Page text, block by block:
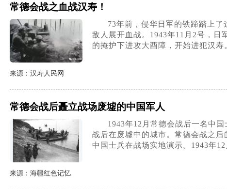
常德会战之血战汉寿！
73年前，侵华日军的铁蹄踏上
敌人展开血战。1943年11月2号，日
的掩护下进攻大酉障，开始进犯汉寿
来源：汉寿人民网
常德会战后矗立战场废墟的中国军人
1943年12月常德会战后一名中
战后在废墟中的城市。常德会战之
中国士兵在战场实地演示。1943年12
来源：海疆红色记忆